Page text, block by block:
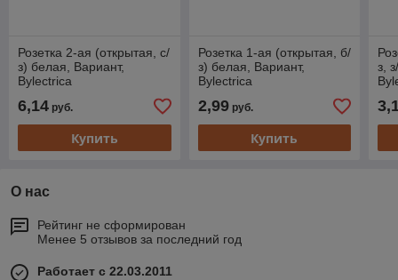
Розетка 2-ая (открытая, с/
з) белая, Вариант,
Bylectrica
6,14 руб.
Купить
Розетка 1-ая (открытая, б/
з) белая, Вариант,
Bylectrica
2,99руб.
Купить
з,
О нас
Рейтинг не сформирован
Менее 5 отзывов за последний год
Работает с 22.03.2011